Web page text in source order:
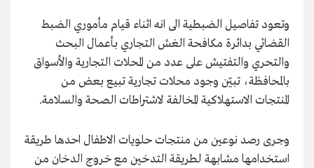
وتعود تفاصيل الضبطية الى انه اثناء قيام مأموري الضبط
القضائي بدائرة مكافحة الغش التجاري بأعمال البحث
والتحري والتفتيش على عدد من المحلات التجارية والأسواق
بالمحافظة، تبيّن وجود محلات تجارية تبيع بعض من
المنتجات الاستهلاكية المخالفة لاشتراطات الصحة والسلامة.
وجرى رصد نوعين من منتجات حلويات الاطفال احدها طريقة
استخدامها مشابهة لطريقة التدخين مع خروج الدخان من